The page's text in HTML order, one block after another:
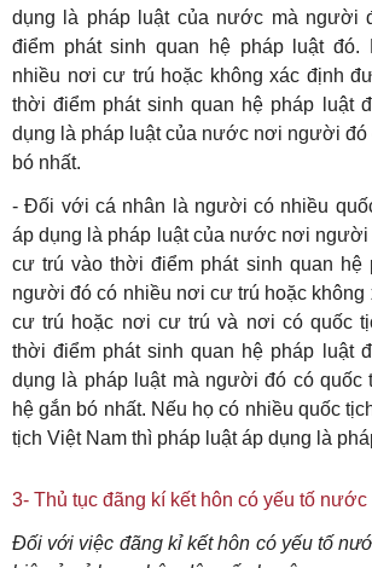
dụng là pháp luật của nước mà người
điểm phát sinh quan hệ pháp luật
nhiều nơi cư trú hoặc không xác định
thời điểm phát sinh quan hệ pháp luật
dụng là pháp luật của nước nơi người đó
bó nhất.
- Đối với cá nhân là người có nhiều
áp dụng là pháp luật của nước nơi người
cư trú vào thời điểm phát sinh quan hệ
người đó có nhiều nơi cư trú hoặc
cư trú hoặc nơi cư trú và nơi có quốc
thời điểm phát sinh quan hệ pháp luật
dụng là pháp luật mà người đó có quốc
hệ gắn bó nhất. Nếu họ có nhiều quốc
tịch Việt Nam thì pháp luật áp dụng là
3- Thủ tục đãng kí kết hôn có yếu tố nước
Đối với việc đãng kỉ kết hôn có yếu tố